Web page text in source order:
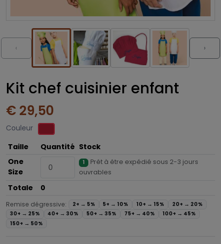
‹ ›
Kit chef cuisinier enfant
€ 29,50
Couleur
Taille
Quantité Stock
One
Size
1
Prêt à être expédié sous 2-3 jours
ouvrables
Totale 0
Remise dégressive: 2+ → 5% 5+ → 10% 10+ → 15% 20+ → 20%
30+ → 25% 40+ →30% 50+ →35% 75+ → 40% 100+ → 45%
150+ → 50%